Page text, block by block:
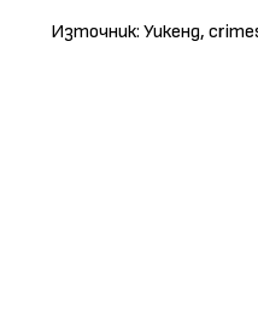
Източник: Уикенд,